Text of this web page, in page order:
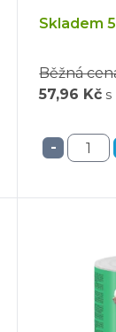
Skladem
Běžná
57,96 Kč s
-